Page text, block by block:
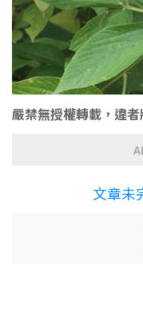
嚴禁無授權轉載，違
文章未